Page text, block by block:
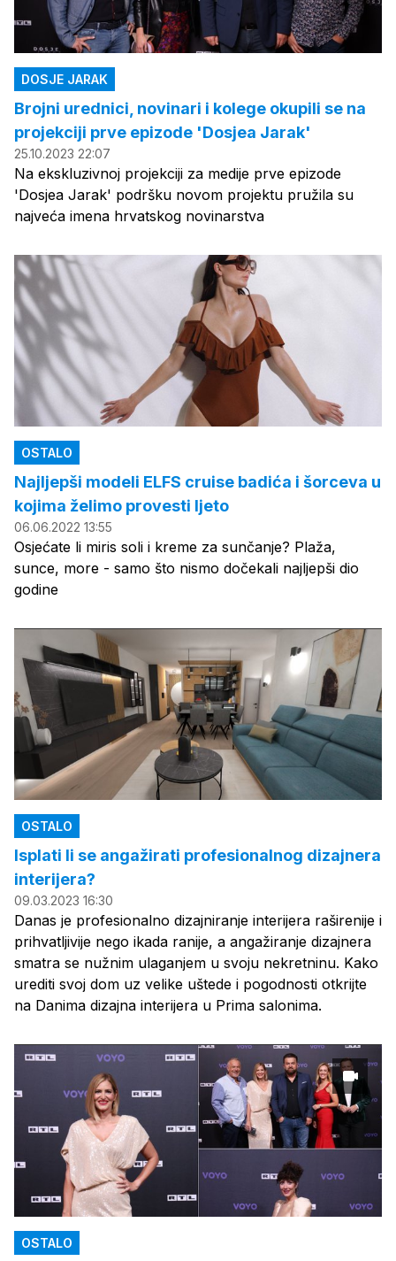
DOSJE JARAK
Brojni urednici, novinari i kolege okupili se na
projekciji prve epizode 'Dosjea Jarak'
25.10.2023 22:07
Na ekskluzivnoj projekciji za medije prve epizode
'Dosjea Jarak' podršku novom projektu pružila su
najveća imena hrvatskog novinarstva
OSTALO
Najljepši modeli ELFS cruise badića i šorceva u
kojima želimo provesti ljeto
06.06.2022 13:55
Osjećate li miris soli i kreme za sunčanje? Plaža,
sunce, more - samo što nismo dočekali najljepši dio
godine
OSTALO
Isplati li se angažirati profesionalnog dizajnera
interijera?
09.03.2023 16:30
Danas je profesionalno dizajniranje interijera raširenije i
prihvatljivije nego ikada ranije, a angažiranje dizajnera
smatra se nužnim ulaganjem u svoju nekretninu. Kako
urediti svoj dom uz velike uštede i pogodnosti otkrijte
na Danima dizajna interijera u Prima salonima.
OSTALO